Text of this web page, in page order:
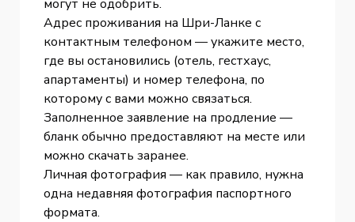
могут не одобрить.
Адрес проживания на Шри-Ланке с
контактным телефоном — укажите место,
где вы остановились (отель, гестхаус,
апартаменты) и номер телефона, по
которому с вами можно связаться.
Заполненное заявление на продление —
бланк обычно предоставляют на месте или
можно скачать заранее.
Личная фотография — как правило, нужна
одна недавняя фотография паспортного
формата.